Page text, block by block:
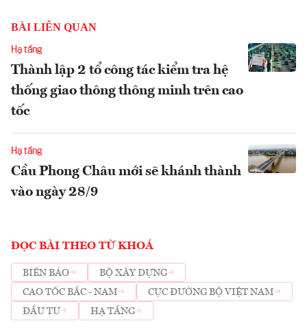
BÀI LIÊN QUAN
Hạ tầng
Thành lập 2 tổ công tác kiểm tra hệ
thống giao thông thông minh trên cao
tốc
Hạ tầng
Cầu Phong Châu mới sẽ khánh thành
vào ngày 28/9
ĐỌC BÀI THEO TỪ KHOÁ
BIỂN BÁO
BỘ XÂY DỰNG
CAO TỐC BẮC - NAM
CỤC ĐƯỜNG BỘ VIỆT NAM
ĐẦU TƯ
HẠ TẦNG